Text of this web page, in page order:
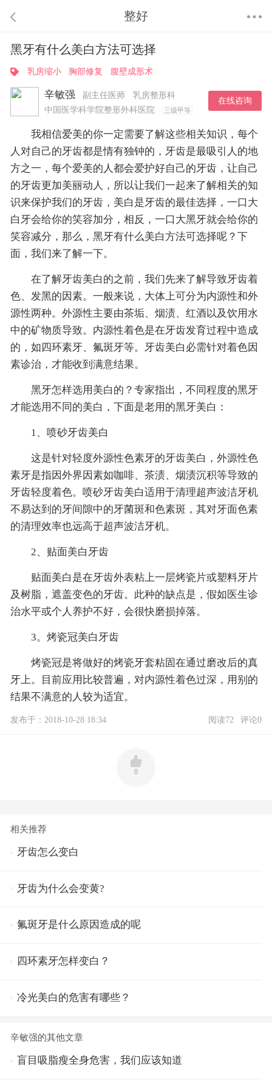
整好
黑牙有什么美白方法可选择
乳房缩小 胸部修复 腹壁成形术
辛敏强 副主任医师
乳房整形科
中国医学科学院整形外科医院
三级甲等
在线咨询
我相信爱美的你一定需要了解这些相关知识，每个
人对自己的牙齿都是情有独钟的，牙齿是最吸引人的地
方之一，每个爱美的人都会爱护好自己的牙齿，让自己
的牙齿更加美丽动人，所以让我们一起来了解相关的知
识来保护我们的牙齿，美白是牙齿的最佳选择，一口大
白牙会给你的笑容加分，相反，一口大黑牙就会给你的
笑容减分，那么，黑牙有什么美白方法可选择呢？下
面，我们来了解一下。
在了解牙齿美白的之前，我们先来了解导致牙齿着
色、发黑的因素。一般来说，大体上可分为内源性和外
源性两种。外源性主要由茶垢、烟渍、红酒以及饮用水
中的矿物质导致。内源性着色是在牙齿发育过程中造成
的，如四环素牙、氟斑牙等。牙齿美白必需针对着色因
素诊治，才能收到满意结果。
黑牙怎样选用美白的？专家指出，不同程度的黑牙
才能选用不同的美白，下面是老用的黑牙美白：
1、喷砂牙齿美白
这是针对轻度外源性色素牙的牙齿美白，外源性色
素牙是指因外界因素如咖啡、茶渍、烟渍沉积等导致的
牙齿轻度着色。喷砂牙齿美白适用于清理超声波洁牙机
不易达到的牙间隙中的牙菌斑和色素斑，其对牙面色素
的清理效率也远高于超声波洁牙机。
2、贴面美白牙齿
贴面美白是在牙齿外表粘上一层烤瓷片或塑料牙片
及树脂，遮盖变色的牙齿。此种的缺点是，假如医生诊
治水平或个人养护不好，会很快磨损掉落。
3。烤瓷冠美白牙齿
烤瓷冠是将做好的烤瓷牙套粘固在通过磨改后的真
牙上。目前应用比较普遍，对内源性着色过深，用别的
结果不满意的人较为适宜。
发布于：2018-10-28 18:34 阅读72 评论0
0
相关推荐
牙齿怎么变白
牙齿为什么会变黄?
氟斑牙是什么原因造成的呢
四环素牙怎样变白？
冷光美白的危害有哪些？
辛敏强的其他文章
盲目吸脂瘦全身危害，我们应该知道